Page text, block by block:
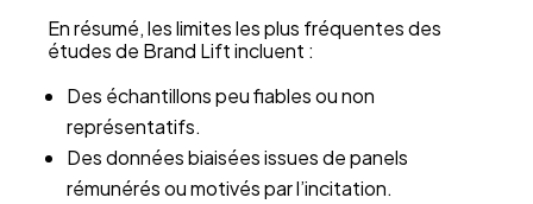
En résumé, les limites les plus fréquentes des
études de Brand Lift incluent :
Des échantillons peu fiables ou non
représentatifs.
Des données biaisées issues de panels
rémunérés ou motivés par l’incitation.